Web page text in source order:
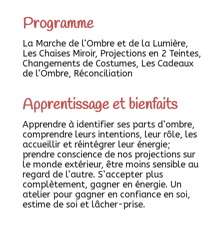
Programme
La Marche de l’Ombre et de la Lumière,
Les Chaises Miroir, Projections en 2 Teintes,
Changements de Costumes, Les Cadeaux
de l’Ombre, Réconciliation
Apprentissage et bienfaits
Apprendre à identifier ses parts d’ombre,
comprendre leurs intentions, leur rôle, les
accueillir et réintégrer leur énergie;
prendre conscience de nos projections sur
le monde extérieur, être moins sensible au
regard de l’autre. S’accepter plus
complètement, gagner en énergie. Un
atelier pour gagner en confiance en soi,
estime de soi et lâcher-prise.